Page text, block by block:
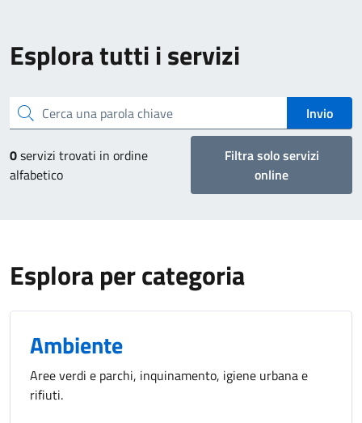
Esplora tutti i servizi
Cerca una parola chiave Invio
0servizi trovati in ordine
alfabetico
Filtra solo servizi
online
Esplora per categoria
Ambiente
Aree verdi e parchi, inquinamento, igiene urbana e
rifiuti.